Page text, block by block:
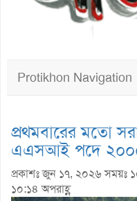
Protikhon Navigation
প্রথমবারের মতো
এএসআই পদে ২০০০
প্রকাশঃ জুন ১৭, ২০২৬ সময়ঃ
১০:১৪ অপরাহ্ণ